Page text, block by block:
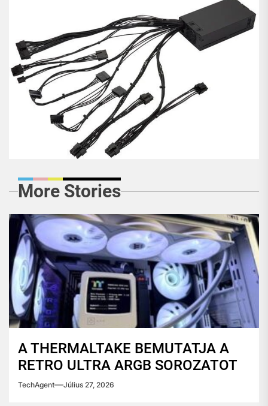
More Stories
A THERMALTAKE BEMUTATJA A
RETRO ULTRA ARGB SOROZATOT
TechAgent Július 27, 2026